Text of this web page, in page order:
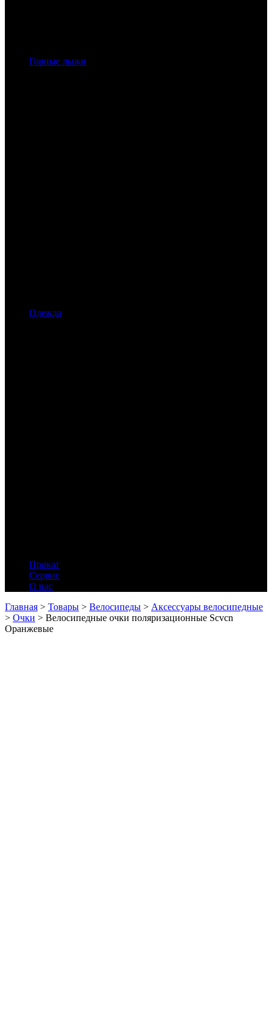
Горные лыжи
Одежда
Прокат
Сервис
О нас
Главная > Товары > Велосипеды > Аксессуары велосипедные
> Очки > Велосипедные очки поляризационные Scvcn
Оранжевые